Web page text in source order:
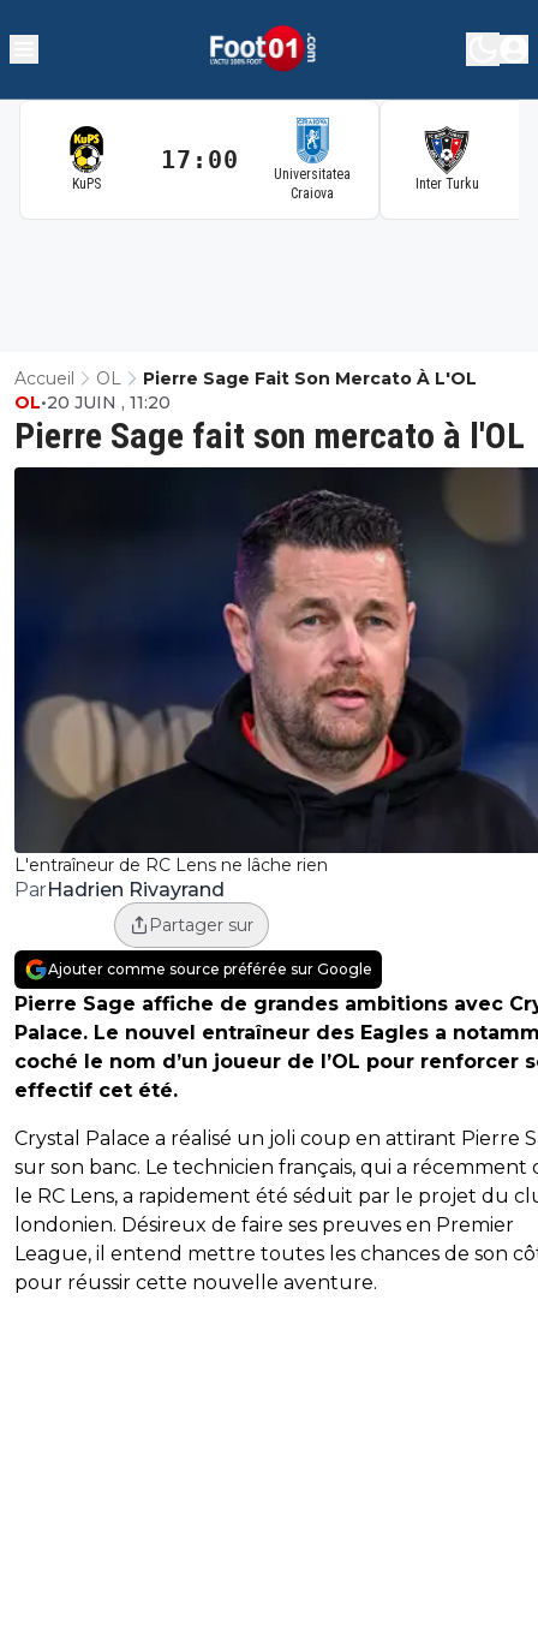
KuPS
17:00
Universitatea
Craiova
Inter Turku
Accueil OL Pierre Sage Fait Son Mercato À L'OL
L'entraîneur de RC Lens ne lâche rien
Pierre Sage fait son mercato à l'OL
OL•20 JUIN , 11:20
ParHadrien Rivayrand
Partager sur
Ajouter comme source préférée sur Google
Pierre Sage affiche de grandes ambitions avec
Palace. Le nouvel entraîneur des Eagles a
coché le nom d’un joueur de l’OL pour renforcer
effectif cet été.
Crystal Palace a réalisé un joli coup en attirant Pierre
sur son banc. Le technicien français, qui a récemment
le RC Lens, a rapidement été séduit par le projet du
londonien. Désireux de faire ses preuves en Premier
League, il entend mettre toutes les chances de son
pour réussir cette nouvelle aventure.